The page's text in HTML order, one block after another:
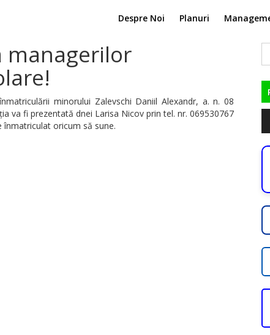
Despre Noi Planuri
managerilor
minorului Zalevschi Daniil Alexandr, a. n. 08
va fi prezentată dnei Larisa Nicov prin tel. nr. 069530767
înmatriculat oricum să sune.